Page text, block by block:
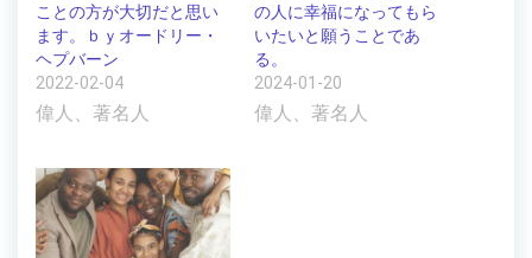
ことの方が大切だと思い
ます。ｂｙオードリー・
ヘプバーン
2022-02-04
偉人、著名人
の人に幸福になってもら
いたいと願うことであ
る。
2024-01-20
偉人、著名人